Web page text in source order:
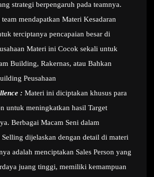
strategi berpengaruh pada teamnya.
team mendapatkan Materi Kesadaran
terciptanya pencapaian besar di
Materi ini Cocok sekali untuk
Building, Rakernas, atau Bahkan
Peusahaan
: Materi ini diciptakan khusus para
untuk meningkatkan hasil Target
Berbagai Macam Seni dalam
dijelaskan dengan detail di materi
adalah menciptakan Sales Person yang
juang tinggi, memiliki kemampuan